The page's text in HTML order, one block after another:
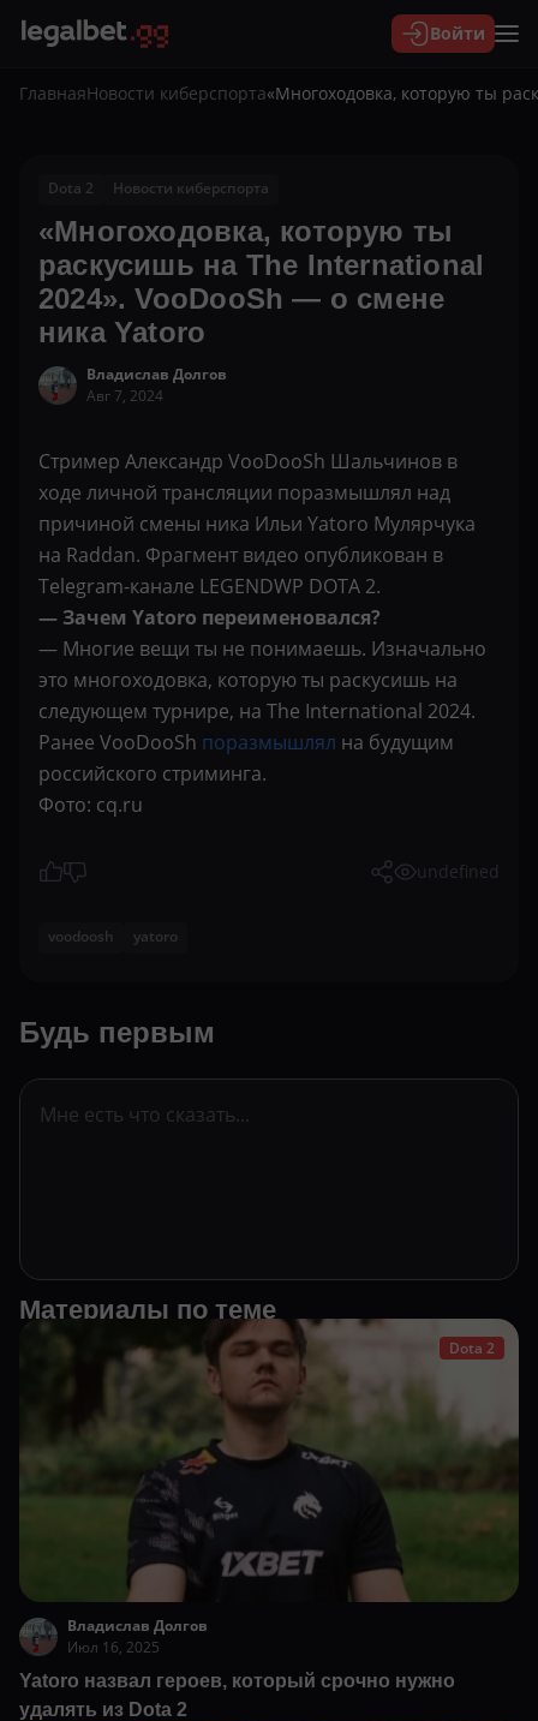
Войти
ГлавнаяНовости киберспорта«Многоходовка, которую ты
Dota 2 Новости киберспорта
«Многоходовка, которую ты
раскусишь на The International
2024». VooDooSh — о смене
ника Yatoro
Владислав Долгов
Авг 7, 2024
Стример Александр VooDooSh Шальчинов в
ходе личной трансляции поразмышлял над
причиной смены ника Ильи Yatoro Мулярчука
на Raddan. Фрагмент видео опубликован в
Telegram-канале LEGENDWP DOTA 2.
— Зачем Yatoro переименовался?
— Многие вещи ты не понимаешь. Изначально
это многоходовка, которую ты раскусишь на
следующем турнире, на The International 2024.
Ранее VooDooSh поразмышлял на будущим
российского стриминга.
Фото: cq.ru
undefined
voodoosh yatoro
Будь первым
Материалы по теме
Dota 2
Владислав Долгов
Июл 16, 2025
Yatoro назвал героев, который срочно нужно
удалять из Dota 2